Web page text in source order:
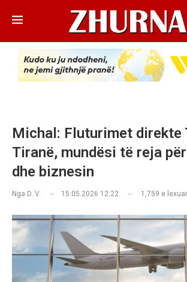
Michal: Fluturimet direkte
Tiranë, mundësi të reja
dhe biznesin
Nga D. V. 15.05.2026 12:22 1,759 e lexuar